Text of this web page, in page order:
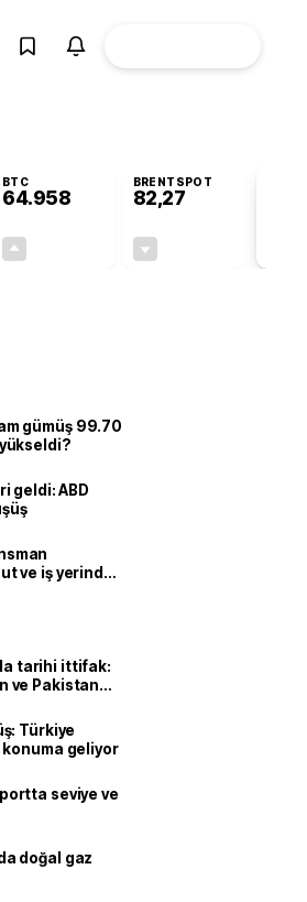
BTC
64.958
BRENTSPOT
82,27
gümüş 99.70
geldi: ABD
ve iş yerinde
tarihi ittifak:
ve Pakistan
Türkiye
konuma geliyor
seviye ve
doğal gaz